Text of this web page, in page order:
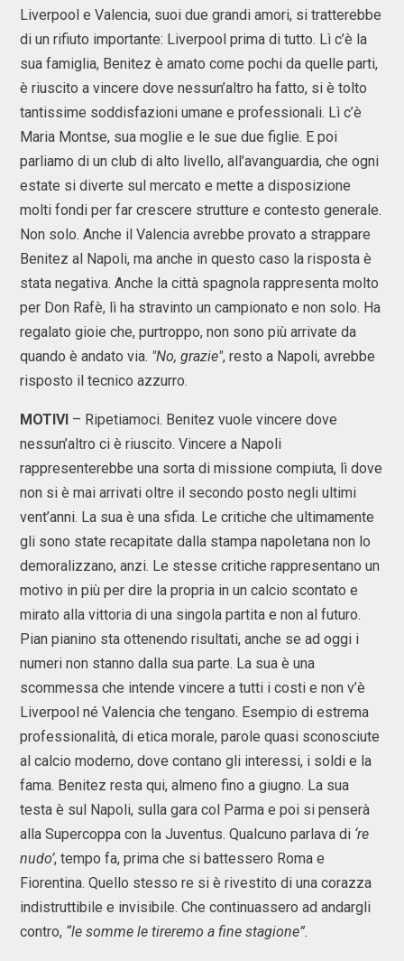
Liverpool e Valencia, suoi due grandi amori, si tratterebbe
di un rifiuto importante: Liverpool prima di tutto. Lì c’è la
sua famiglia, Benitez è amato come pochi da quelle parti,
è riuscito a vincere dove nessun’altro ha fatto, si è tolto
tantissime soddisfazioni umane e professionali. Lì c’è
Maria Montse, sua moglie e le sue due figlie. E poi
parliamo di un club di alto livello, all’avanguardia, che ogni
estate si diverte sul mercato e mette a disposizione
molti fondi per far crescere strutture e contesto generale.
Non solo. Anche il Valencia avrebbe provato a strappare
Benitez al Napoli, ma anche in questo caso la risposta è
stata negativa. Anche la città spagnola rappresenta molto
per Don Rafè, lì ha stravinto un campionato e non solo. Ha
regalato gioie che, purtroppo, non sono più arrivate da
quando è andato via. "No, grazie", resto a Napoli, avrebbe
risposto il tecnico azzurro.
MOTIVI – Ripetiamoci. Benitez vuole vincere dove
nessun’altro ci è riuscito. Vincere a Napoli
rappresenterebbe una sorta di missione compiuta, lì dove
non si è mai arrivati oltre il secondo posto negli ultimi
vent’anni. La sua è una sfida. Le critiche che ultimamente
gli sono state recapitate dalla stampa napoletana non lo
demoralizzano, anzi. Le stesse critiche rappresentano un
motivo in più per dire la propria in un calcio scontato e
mirato alla vittoria di una singola partita e non al futuro.
Pian pianino sta ottenendo risultati, anche se ad oggi i
numeri non stanno dalla sua parte. La sua è una
scommessa che intende vincere a tutti i costi e non v’è
Liverpool né Valencia che tengano. Esempio di estrema
professionalità, di etica morale, parole quasi sconosciute
al calcio moderno, dove contano gli interessi, i soldi e la
fama. Benitez resta qui, almeno fino a giugno. La sua
testa è sul Napoli, sulla gara col Parma e poi si penserà
alla Supercoppa con la Juventus. Qualcuno parlava di ‘re
nudo’, tempo fa, prima che si battessero Roma e
Fiorentina. Quello stesso re si è rivestito di una corazza
indistruttibile e invisibile. Che continuassero ad andargli
contro, “le somme le tireremo a fine stagione”.